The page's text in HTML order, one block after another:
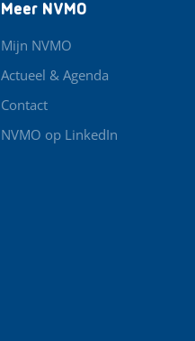
Meer NVMO
Mijn NVMO
Actueel & Agenda
Contact
NVMO op LinkedIn